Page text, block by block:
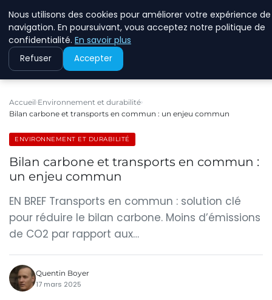
Accueil Environnement et durabilité
Bilan carbone et transports en commun : un enjeu commun
ENVIRONNEMENT ET DURABILITÉ
Bilan carbone et transports en commun :
un enjeu commun
EN BREF Transports en commun : solution clé
pour réduire le bilan carbone. Moins d’émissions
de CO2 par rapport aux…
Quentin Boyer
17 mars 2025
Nous utilisons des cookies pour améliorer votre expérience de
navigation. En poursuivant, vous acceptez notre politique de
confidentialité. En savoir plus
Refuser Accepter